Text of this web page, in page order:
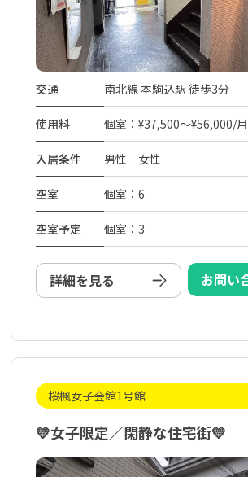
交通 南北線 本駒込駅 徒歩3分
使用料 個室：¥37,500～¥56,000/月
入居条件 男性 女性
空室 個室：6
空室予定 個室：3
詳細を見る お問い
桜楓女子会館1号館
💛女子限定／閑静な住宅街💛